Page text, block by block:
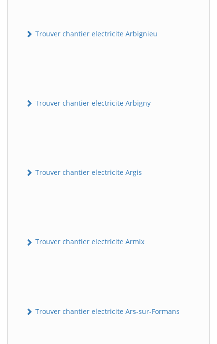
Trouver chantier electricite Arbignieu
Trouver chantier electricite Arbigny
Trouver chantier electricite Argis
Trouver chantier electricite Armix
Trouver chantier electricite Ars-sur-Formans